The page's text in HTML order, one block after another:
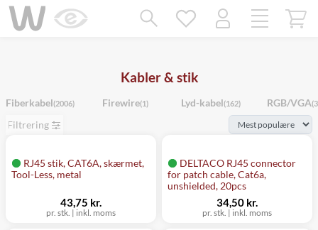
Kabler & stik
Fiberkabel(2006) Firewire(1) Lyd-kabel(162) RGB/VGA
Filtrering
RJ45 stik, CAT6A, skærmet,
Tool-Less, metal
pr. stk. | inkl. moms
43,75 kr.
DELTACO RJ45 connector
for patch cable, Cat6a,
unshielded, 20pcs
pr. stk. | inkl. moms
34,50 kr.
Mangler chatten?
Ret samtykke!